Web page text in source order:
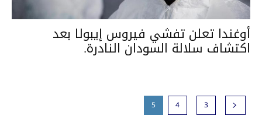
أوغندا تعلن تفشي فيروس إيبولا بعد
اكتشاف سلالة السودان النادرة.
3
4
5